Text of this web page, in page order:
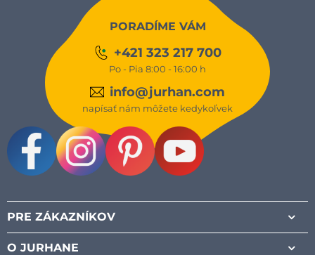
PORADÍME VÁM
+421 323 217 700
Po - Pia 8:00 - 16:00 h
info@jurhan.com
napísať nám môžete kedykoľvek
PRE ZÁKAZNÍKOV
O JURHANE